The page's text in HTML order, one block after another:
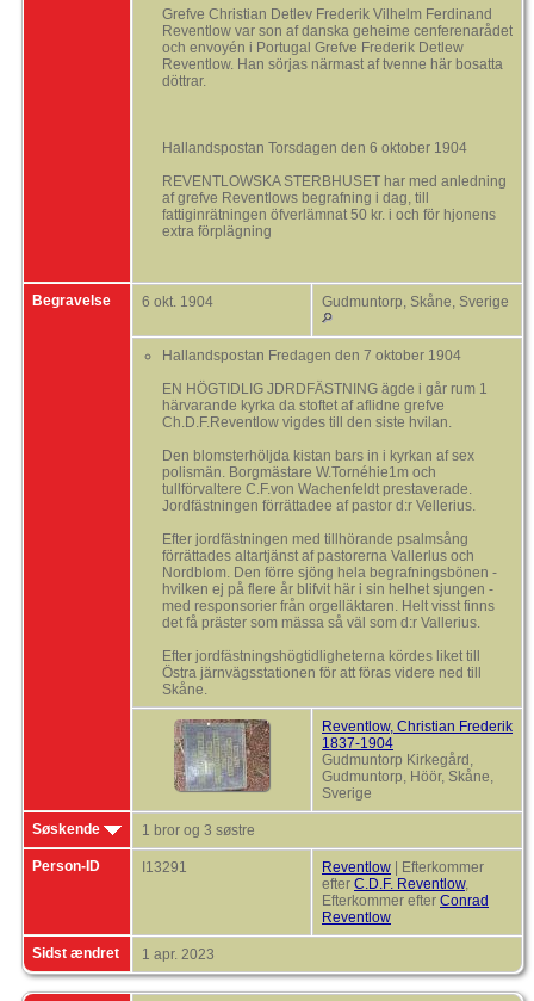
Grefve Christian Detlev Frederik Vilhelm Ferdinand
Reventlow var son af danska geheime cenferenarådet
och envoyén i Portugal Grefve Frederik Detlew
Reventlow. Han sörjas närmast af tvenne här bosatta
döttrar.
Hallandspostan Torsdagen den 6 oktober 1904
REVENTLOWSKA STERBHUSET har med anledning
af grefve Reventlows begrafning i dag, till
fattiginrätningen öfverlämnat 50 kr. i och för hjonens
extra förplägning
Begravelse 6 okt. 1904 Gudmuntorp, Skåne, Sverige
Hallandspostan Fredagen den 7 oktober 1904
EN HÖGTIDLIG JDRDFÄSTNING ägde i går rum 1
härvarande kyrka da stoftet af aflidne grefve
Ch.D.F.Reventlow vigdes till den siste hvilan.
Den blomsterhöljda kistan bars in i kyrkan af sex
polismän. Borgmästare W.Tornéhie1m och
tullförvaltere C.F.von Wachenfeldt prestaverade.
Jordfästningen förrättadee af pastor d:r Vellerius.
Efter jordfästningen med tillhörande psalmsång
förrättades altartjänst af pastorerna Vallerlus och
Nordblom. Den förre sjöng hela begrafningsbönen -
hvilken ej på flere år blifvit här i sin helhet sjungen -
med responsorier från orgelläktaren. Helt visst finns
det få präster som mässa så väl som d:r Vallerius.
Efter jordfästningshögtidligheterna kördes liket till
Östra järnvägsstationen för att föras videre ned till
Skåne.
Reventlow, Christian Frederik
1837-1904
Gudmuntorp Kirkegård,
Gudmuntorp, Höör, Skåne,
Sverige
Søskende 1 bror og 3 søstre
Person-ID I13291 Reventlow | Efterkommer
efter C.D.F. Reventlow,
Efterkommer efter Conrad
Reventlow
Sidst ændret 1 apr. 2023